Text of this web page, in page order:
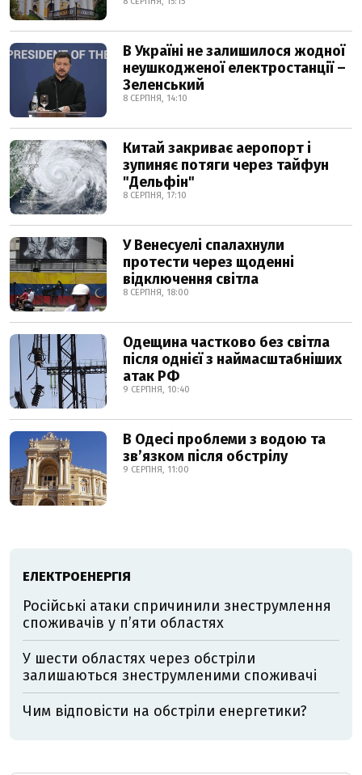
В Україні не залишилося жодної
неушкодженої електростанції –
Зеленський
8 СЕРПНЯ, 14:10
Китай закриває аеропорт і
зупиняє потяги через тайфун
"Дельфін"
8 СЕРПНЯ, 17:10
У Венесуелі спалахнули
протести через щоденні
відключення світла
8 СЕРПНЯ, 18:00
Одещина частково без світла
після однієї з наймасштабніших
атак РФ
9 СЕРПНЯ, 10:40
В Одесі проблеми з водою та
звʼязком після обстрілу
9 СЕРПНЯ, 11:00
ЕЛЕКТРОЕНЕРГІЯ
Російські атаки спричинили знеструмлення
споживачів у п’яти областях
У шести областях через обстріли
залишаються знеструмленими споживачі
Чим відповісти на обстріли енергетики?